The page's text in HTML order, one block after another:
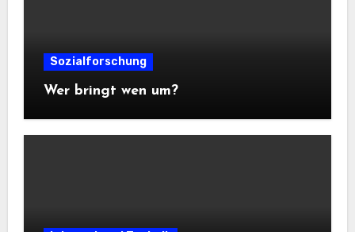
Sozialforschung
Wer bringt wen um?